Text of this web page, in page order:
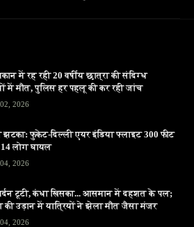
में रह रही 20 वर्षीय छात्रा की संदिग्ध
में मौत, पुलिस हर पहलू की कर रही जांच
2026
झटका: फुकेट-दिल्ली एयर इंडिया फ्लाइट 300 फीट
14 लोग घायल
2026
टूटी, कंधा खिसका... आसमान में दहशत के पल;
की उड़ान में यात्रियों ने झेला मौत जैसा मंजर
2026